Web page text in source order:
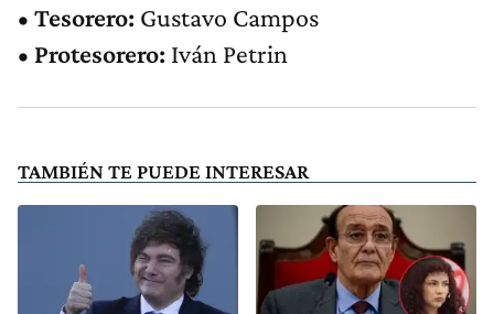
• Tesorero: Gustavo Campos
• Protesorero: Iván Petrin
TAMBIÉN TE PUEDE INTERESAR